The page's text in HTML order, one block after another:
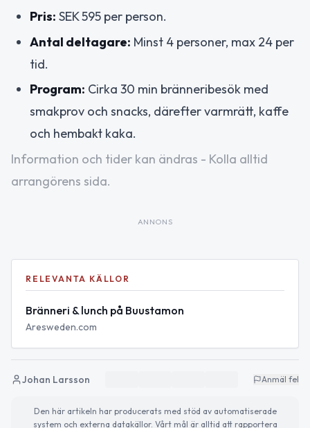
Pris: SEK 595 per person.
Antal deltagare: Minst 4 personer, max 24 per
tid.
Program: Cirka 30 min bränneribesök med
smakprov och snacks, därefter varmrätt, kaffe
och hembakt kaka.
Information och tider kan ändras - Kolla alltid
arrangörens sida.
ANNONS
RELEVANTA KÄLLOR
Bränneri & lunch på Buustamon
Aresweden.com
Johan Larsson Anmäl fel
Den här artikeln har producerats med stöd av automatiserade
system och externa datakällor. Vårt mål är alltid att rapportera